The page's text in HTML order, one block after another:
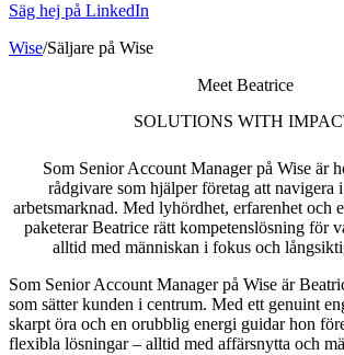
Säg hej på LinkedIn
Wise/Säljare på Wise
Meet Beatrice
SOLUTIONS WITH
Som Senior Account Manager på Wise är
rådgivare som hjälper företag att navigera
arbetsmarknad. Med lyhördhet, erfarenhet och
paketerar Beatrice rätt kompetenslösning för
alltid med människan i fokus och
Som Senior Account Manager på Wise är
som sätter kunden i centrum. Med ett genuint
skarpt öra och en orubblig energi guidar hon
flexibla lösningar – alltid med affärsnytta och